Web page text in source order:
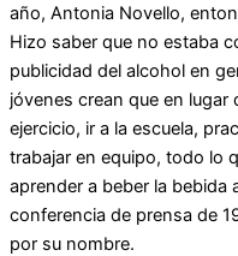
año, Antonia Novello,
Hizo saber que no estaba
publicidad del alcohol en
jóvenes crean que en
ejercicio, ir a la escuela,
trabajar en equipo, todo lo
aprender a beber la bebida
conferencia de prensa de
por su nombre.